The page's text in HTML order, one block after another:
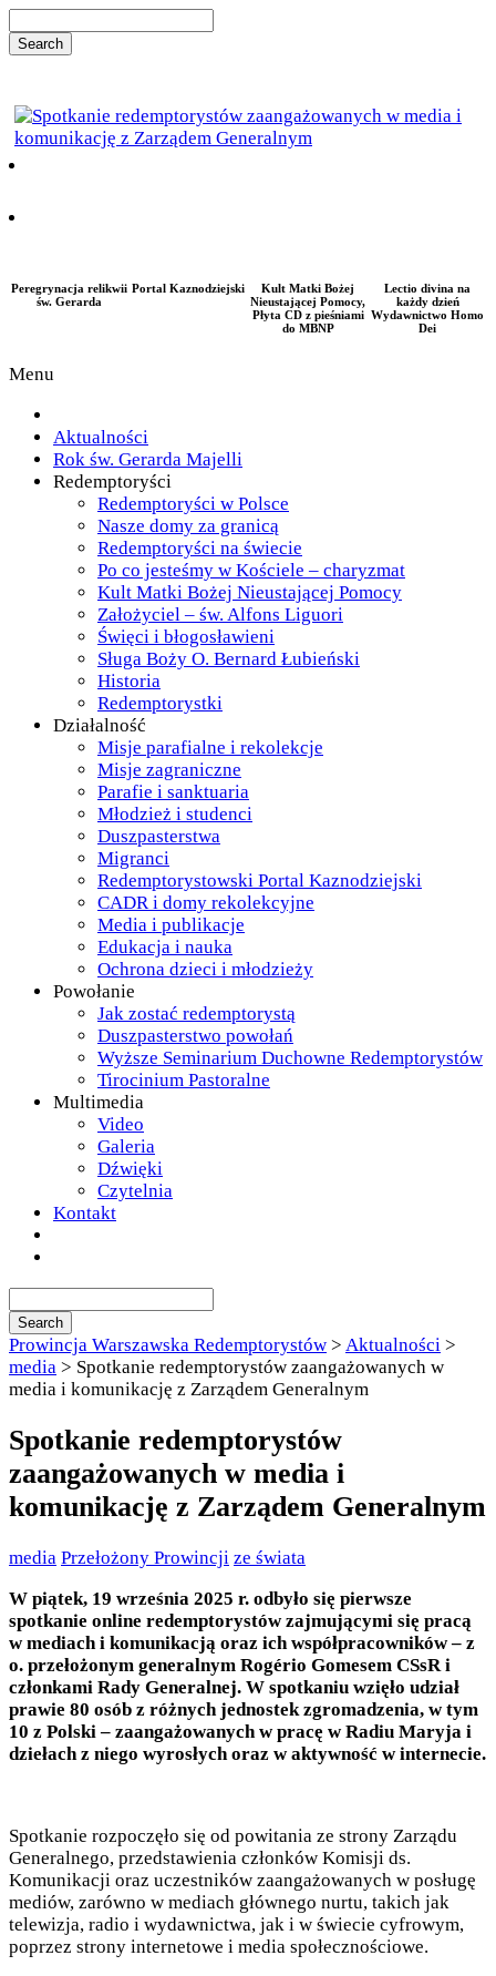
Lectio divina na
każdy dzień
Wydawnictwo Homo
Dei
Kult Matki Bożej
Nieustającej Pomocy,
Płyta CD z pieśniami
do MBNP
Portal Kaznodziejski
Peregrynacja relikwii
św. Gerarda
Menu
Aktualności
Rok św. Gerarda Majelli
Redemptoryści
Redemptoryści w Polsce
Nasze domy za granicą
Redemptoryści na świecie
Po co jesteśmy w Kościele – charyzmat
Kult Matki Bożej Nieustającej Pomocy
Założyciel – św. Alfons Liguori
Święci i błogosławieni
Sługa Boży O. Bernard Łubieński
Historia
Redemptorystki
Działalność
Misje parafialne i rekolekcje
Misje zagraniczne
Parafie i sanktuaria
Młodzież i studenci
Duszpasterstwa
Migranci
Redemptorystowski Portal Kaznodziejski
CADR i domy rekolekcyjne
Media i publikacje
Edukacja i nauka
Ochrona dzieci i młodzieży
Powołanie
Jak zostać redemptorystą
Duszpasterstwo powołań
Wyższe Seminarium Duchowne Redemptorystów
Tirocinium Pastoralne
Multimedia
Video
Galeria
Dźwięki
Czytelnia
Kontakt
Prowincja Warszawska Redemptorystów > Aktualności >
media > Spotkanie redemptorystów zaangażowanych w
media i komunikację z Zarządem Generalnym
Spotkanie redemptorystów
zaangażowanych w media i
komunikację z Zarządem Generalnym
media Przełożony Prowincji ze świata
W piątek, 19 września 2025 r. odbyło się pierwsze
spotkanie online redemptorystów zajmującymi się pracą
w mediach i komunikacją oraz ich współpracowników – z
o. przełożonym generalnym Rogério Gomesem CSsR i
członkami Rady Generalnej. W spotkaniu wzięło udział
prawie 80 osób z różnych jednostek zgromadzenia, w tym
10 z Polski – zaangażowanych w pracę w Radiu Maryja i
dziełach z niego wyrosłych oraz w aktywność w internecie.
Spotkanie rozpoczęło się od powitania ze strony Zarządu
Generalnego, przedstawienia członków Komisji ds.
Komunikacji oraz uczestników zaangażowanych w posługę
mediów, zarówno w mediach głównego nurtu, takich jak
telewizja, radio i wydawnictwa, jak i w świecie cyfrowym,
poprzez strony internetowe i media społecznościowe.